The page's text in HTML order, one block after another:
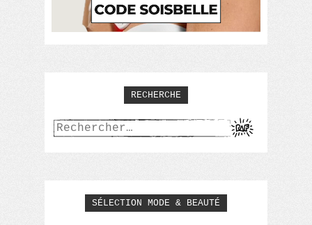
RECHERCHE
Rechercher :
SÉLECTION MODE & BEAUTÉ